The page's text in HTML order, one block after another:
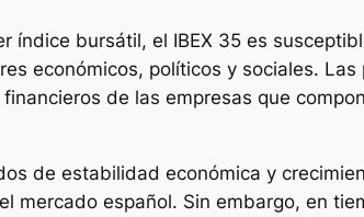
índice bursátil, el IBEX 35 es
económicos, políticos y sociales.
de las empresas que
de estabilidad económica y
mercado español. Sin embargo, en